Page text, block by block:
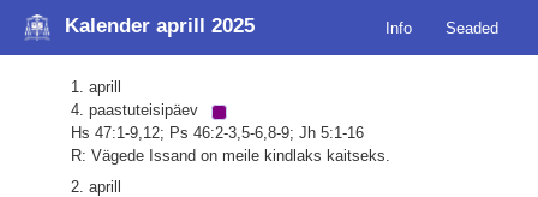
Kalender aprill 2025 Info Seaded
1. aprill
4. paastuteisipäev
Hs 47:1-9,12; Ps 46:2-3,5-6,8-9; Jh 5:1-16
R: Vägede Issand on meile kindlaks kaitseks.
2. aprill